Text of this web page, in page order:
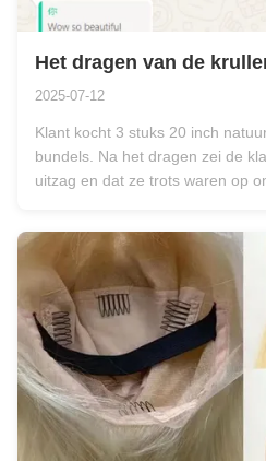
Het dragen van de
2025-07-12
Klant kocht 3 stuks 20 inch
bundels. Na het dragen zei de
uitzag en dat ze trots waren op